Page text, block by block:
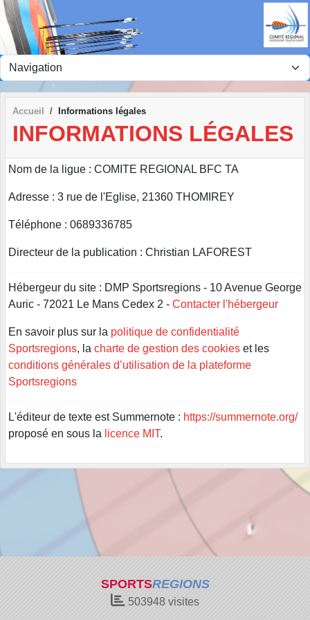
Accueil Informations légales
INFORMATIONS LÉGALES
Nom de la ligue : COMITE REGIONAL BFC TA
Adresse : 3 rue de l'Eglise, 21360 THOMIREY
Téléphone : 0689336785
Directeur de la publication : Christian LAFOREST
Hébergeur du site : DMP Sportsregions - 10 Avenue George
Auric - 72021 Le Mans Cedex 2 - Contacter l'hébergeur
En savoir plus sur la politique de confidentialité
Sportsregions, la charte de gestion des cookies et les
conditions générales d’utilisation de la plateforme
Sportsregions
L'éditeur de texte est Summernote : https://summernote.org/
proposé en sous la licence MIT.
SPORTSREGIONS
503948 visites
Panneau de gestion des cookies